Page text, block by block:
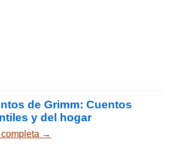
de Grimm: Cuentos
y del hogar
completa →